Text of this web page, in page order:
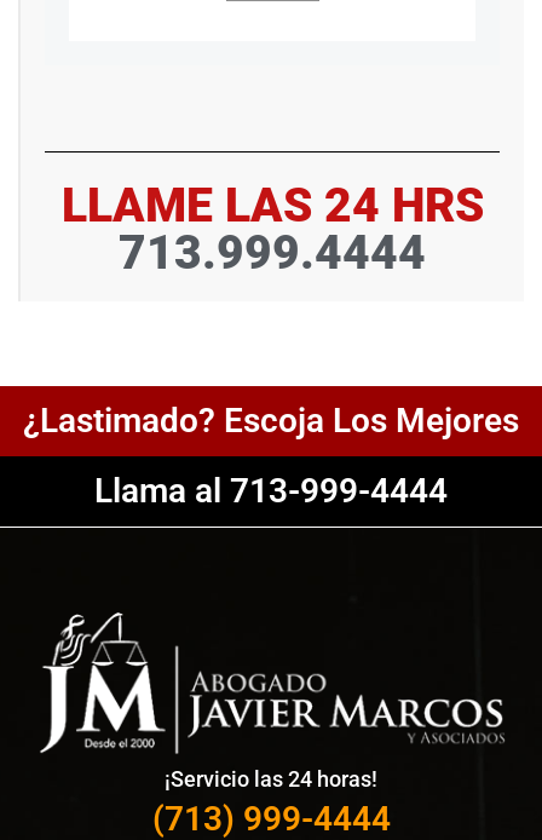
LLAME LAS 24 HRS
713.999.4444
¿Lastimado? Escoja Los Mejores
Llama al 713-999-4444
¡Servicio las 24 horas!
(713) 999-4444